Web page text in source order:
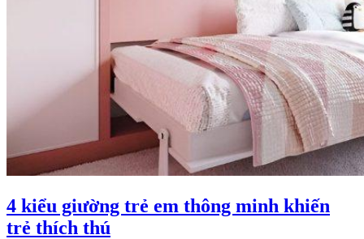
4 kiểu giường trẻ em thông minh khiến
trẻ thích thú